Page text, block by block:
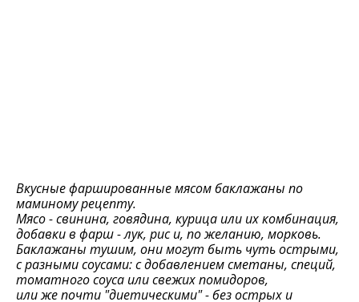
Вкусные фаршированные мясом баклажаны по
маминому рецепту.
Мясо - свинина, говядина, курица или их комбинация,
добавки в фарш - лук, рис и, по желанию, морковь.
Баклажаны тушим, они могут быть чуть острыми,
с разными соусами: с добавлением сметаны, специй,
томатного соуса или свежих помидоров,
или же почти "диетическими" - без острых и